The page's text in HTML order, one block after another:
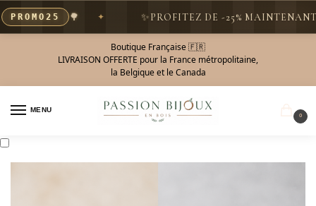
🌳 PROFITEZ DE -25% MAINTENANT
Boutique Française 🇫🇷
LIVRAISON OFFERTE pour la France métropolitaine,
la Belgique et le Canada
MENU
0